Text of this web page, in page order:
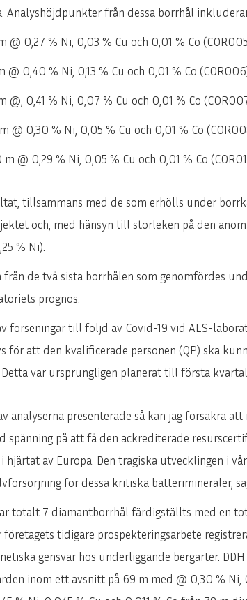
ENGLISH
Analyshöjdpunkter från dessa borrhål
@ 0,27 % Ni, 0,03 % Cu och 0,01 % Co
@ 0,40 % Ni, 0,13 % Cu och 0,01 % Co
@, 0,41 % Ni, 0,07 % Cu och 0,01 % Co
@ 0,30 % Ni, 0,05 % Cu och 0,01 % Co
m @ 0,29 % Ni, 0,05 % Cu och 0,01 % Co
tillsammans med de som erhölls under
och, med hänsyn till storleken på den
% Ni).
från de två sista borrhålen som genomfördes
prognos.
förseningar till följd av Covid-19 vid ALS-
för att den kvalificerade personen (QP) ska
Detta var ursprungligen planerat till första
analyserna presenterade så kan jag försäkra
spänning på att få den ackrediterade
hjärtat av Europa. Den tragiska utvecklingen i
för dessa kritiska batterimineraler,
totalt 7 diamantborrhål färdigställts med en
företagets tidigare prospekteringsarbete
gensvar hos underliggande bergarter.
inom ett avsnitt på 69 m med @ 0,30 % Ni,